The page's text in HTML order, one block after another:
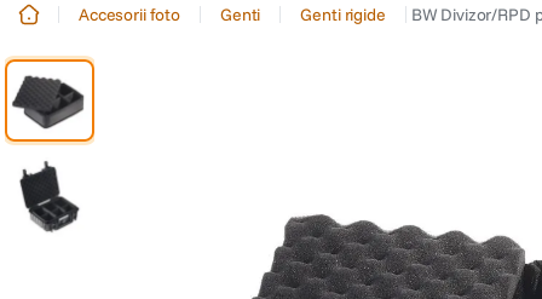
2. trepied
lavaliera
Accesorii foto Genti Genti rigide BW Divizor/RPD